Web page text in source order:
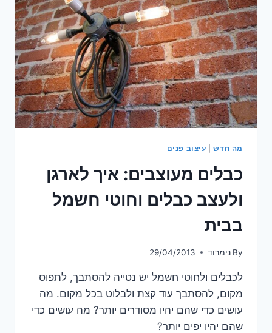
עצים
(ועוד
אחד)
מה חדש| עיצוב פנים
כבלים מעוצבים: איך לארגן
ולעצב כבלים וחוטי חשמל
בבית
By נימרוד 29/04/2013
לכבלים ולחוטי חשמל יש נטייה להסתבך, לתפוס
מקום, להסתבך עוד קצת ולבלוט בכל מקום. מה
עושים כדי שהם יהיו מסודרים יותר? מה עושים כדי
שהם יהיו יפים יותר?